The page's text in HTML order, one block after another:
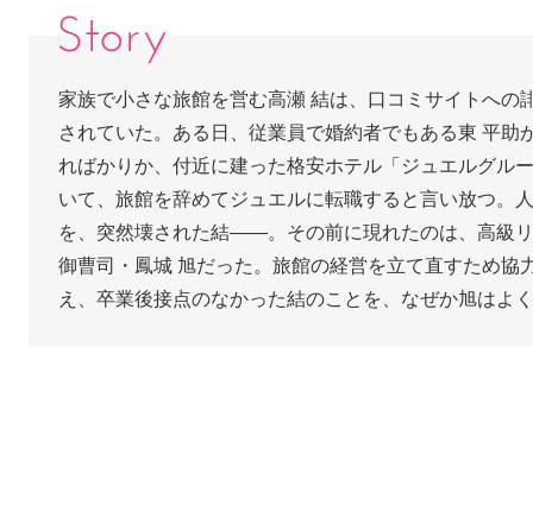
家族で小さな旅館を営む高瀬 結は、口コミサイトへの
されていた。ある日、従業員で婚約者でもある東 平助
ればかりか、付近に建った格安ホテル「ジュエルグル
いて、旅館を辞めてジュエルに転職すると言い放つ。
を、突然壊された結――。その前に現れたのは、高級
御曹司・鳳城 旭だった。旅館の経営を立て直すため協
え、卒業後接点のなかった結のことを、なぜか旭は